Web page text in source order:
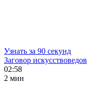
Узнать за 90 секунд
Заговор искусствоведов
02:58
2 мин